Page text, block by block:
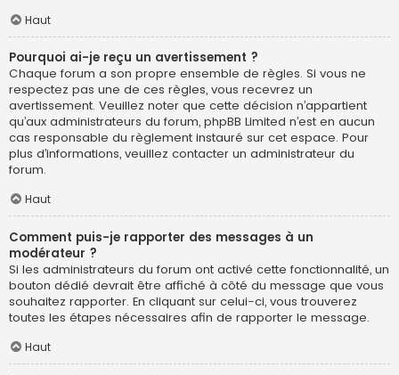
Haut
Pourquoi ai-je reçu un avertissement ?
Chaque forum a son propre ensemble de règles. Si vous ne
respectez pas une de ces règles, vous recevrez un
avertissement. Veuillez noter que cette décision n’appartient
qu’aux administrateurs du forum, phpBB Limited n’est en aucun
cas responsable du règlement instauré sur cet espace. Pour
plus d’informations, veuillez contacter un administrateur du
forum.
Haut
Comment puis-je rapporter des messages à un
modérateur ?
Si les administrateurs du forum ont activé cette fonctionnalité, un
bouton dédié devrait être affiché à côté du message que vous
souhaitez rapporter. En cliquant sur celui-ci, vous trouverez
toutes les étapes nécessaires afin de rapporter le message.
Haut